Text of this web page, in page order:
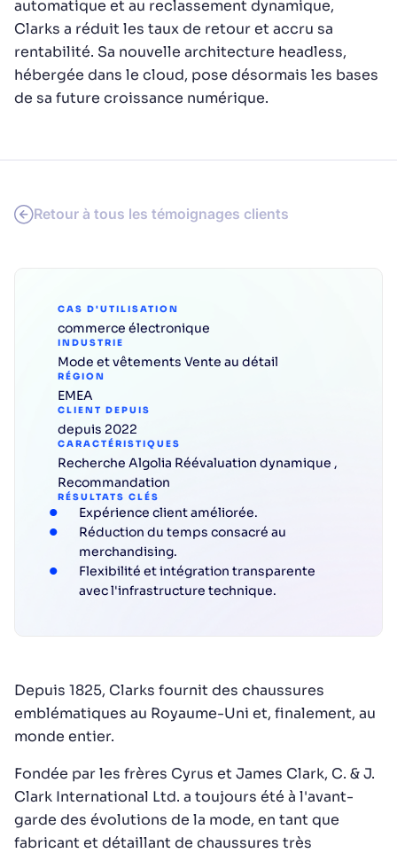
automatique et au reclassement dynamique,
Clarks a réduit les taux de retour et accru sa
rentabilité. Sa nouvelle architecture headless,
hébergée dans le cloud, pose désormais les bases
de sa future croissance numérique.
Retour à tous les témoignages clients
CAS D'UTILISATION
commerce électronique
INDUSTRIE
Mode et vêtements Vente au détail
RÉGION
EMEA
CLIENT DEPUIS
depuis 2022
CARACTÉRISTIQUES
Recherche Algolia Réévaluation dynamique ,
Recommandation
RÉSULTATS CLÉS
Expérience client améliorée.
Réduction du temps consacré au
merchandising.
Flexibilité et intégration transparente
avec l'infrastructure technique.
Depuis 1825, Clarks fournit des chaussures
emblématiques au Royaume-Uni et, finalement, au
monde entier.
Fondée par les frères Cyrus et James Clark, C. & J.
Clark International Ltd. a toujours été à l'avant-
garde des évolutions de la mode, en tant que
fabricant et détaillant de chaussures très